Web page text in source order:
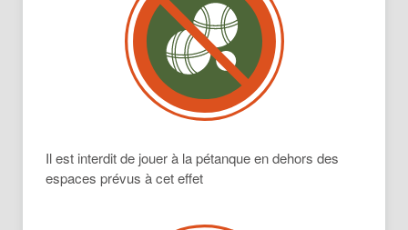
Il est interdit de jouer à la pétanque en dehors des
espaces prévus à cet effet